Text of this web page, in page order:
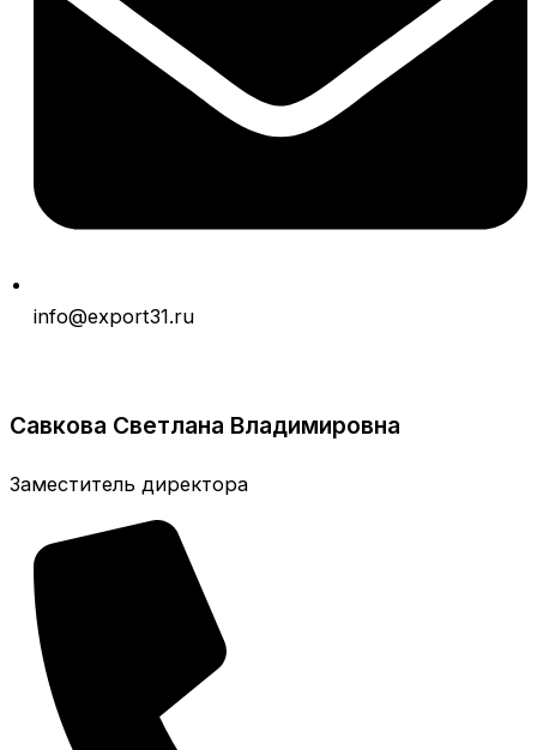
info@export31.ru
Савкова Светлана Владимировна
Заместитель директора